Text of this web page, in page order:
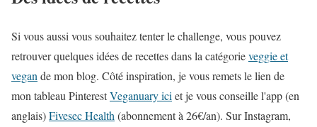
Si vous aussi vous souhaitez tenter le challenge, vous pouvez
retrouver quelques idées de recettes dans la catégorieveggie et
vegan de mon blog. Côté inspiration, je vous remets le lien de
mon tableau PinterestVeganuary ici et je vous conseille l'app (en
anglais)Fivesec Health (abonnement à 26€/an). Sur Instagram,